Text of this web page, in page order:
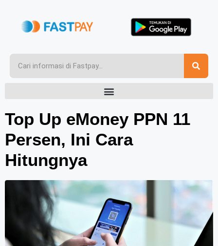
Top Up eMoney PPN 11
Persen, Ini Cara
Hitungnya